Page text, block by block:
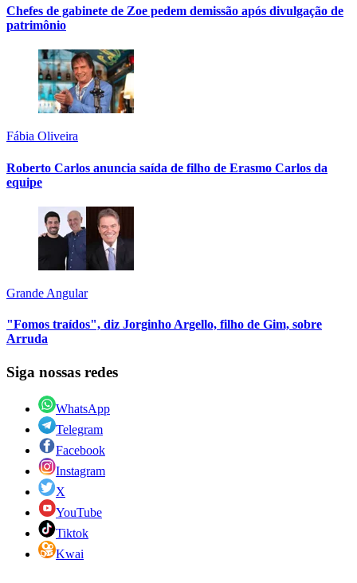
Chefes de gabinete de Zoe pedem demissão após divulgação de
patrimônio
Fábia Oliveira
Roberto Carlos anuncia saída de filho de Erasmo Carlos da
equipe
Grande Angular
"Fomos traídos", diz Jorginho Argello, filho de Gim, sobre
Arruda
Siga nossas redes
WhatsApp
Telegram
Facebook
Instagram
X
YouTube
Tiktok
Kwai